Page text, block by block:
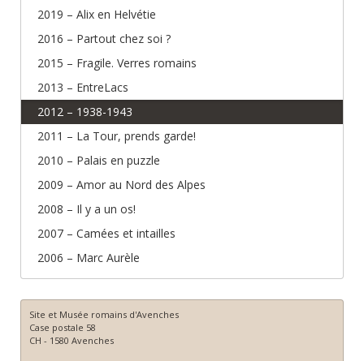
2019 – Alix en Helvétie
2016 – Partout chez soi ?
2015 – Fragile. Verres romains
2013 – EntreLacs
2012 – 1938-1943
2011 – La Tour, prends garde!
2010 – Palais en puzzle
2009 – Amor au Nord des Alpes
2008 – Il y a un os!
2007 – Camées et intailles
2006 – Marc Aurèle
Site et Musée romains d'Avenches
Case postale 58
CH - 1580 Avenches